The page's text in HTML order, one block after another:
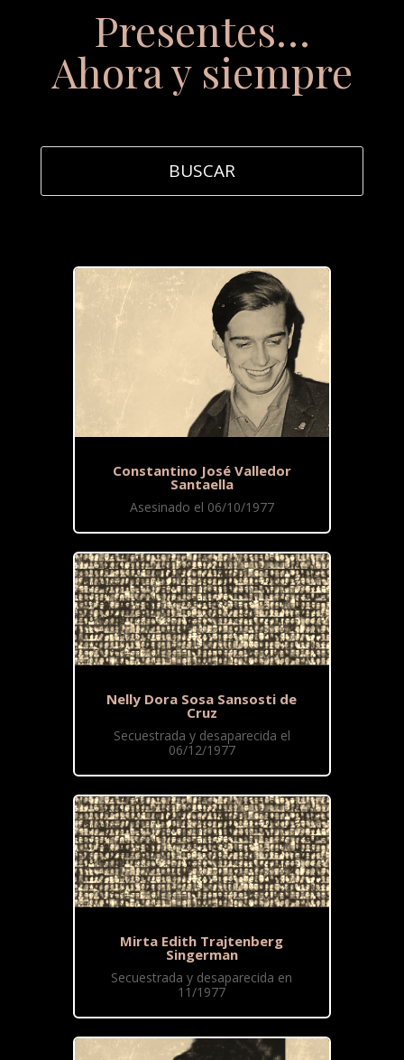
Presentes…
Ahora y siempre
Constantino José Valledor
Santaella
Asesinado el 06/10/1977
Nelly Dora Sosa Sansosti de
Cruz
Secuestrada y desaparecida el
06/12/1977
Mirta Edith Trajtenberg
Singerman
Secuestrada y desaparecida en
11/1977